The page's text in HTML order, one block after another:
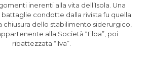
inerenti alla vita dell’Isola. Una
condotte dalla rivista fu quella
chiusura dello stabilimento siderurgico,
alla Società “Elba”, poi
ribattezzata “Ilva”.